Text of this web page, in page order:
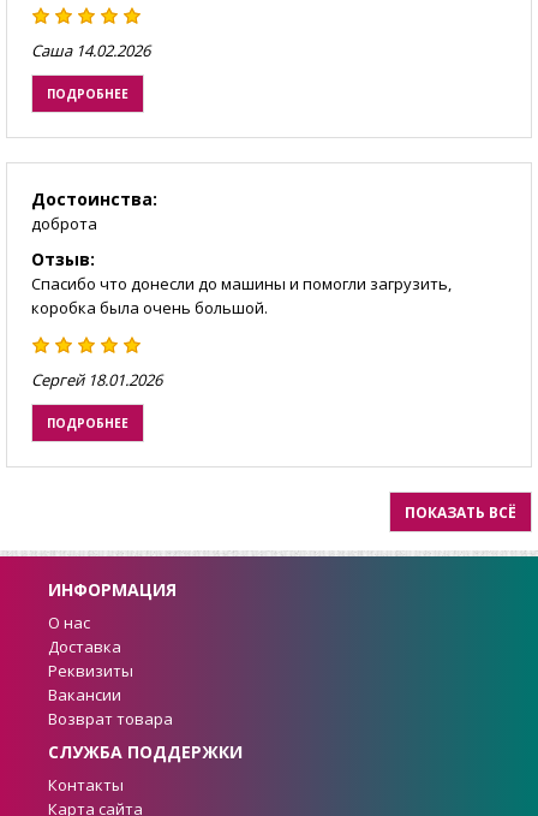
Саша 14.02.2026
ПОДРОБНЕЕ
Достоинства:
доброта
Отзыв:
Спасибо что донесли до машины и помогли загрузить,
коробка была очень большой.
Сергей 18.01.2026
ПОДРОБНЕЕ
ПОКАЗАТЬ ВСЁ
ИНФОРМАЦИЯ
О нас
Доставка
Реквизиты
Вакансии
Возврат товара
СЛУЖБА ПОДДЕРЖКИ
Контакты
Карта сайта